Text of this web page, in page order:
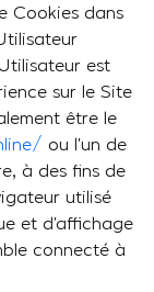
Cookies dans
est
sur le Site
être le
ou l’un de
à des fins de
utilisé
et d’affichage
connecté à